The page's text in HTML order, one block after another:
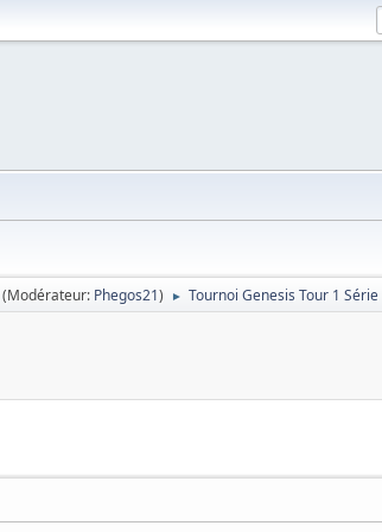
(Modérateur: Phegos21) ► Tournoi Genesis Tour 1 Série